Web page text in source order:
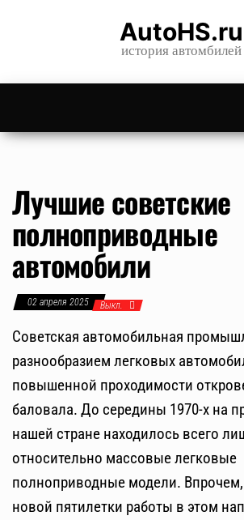
content
AutoHS.ru
история автомбилей
Лучшие советские
полноприводные
автомобили
02 апреля 2025 Выкл.
Советская автомобильная
разнообразием легковых
повышенной проходимости
баловала. До середины 1970-х на
нашей стране находилось всего
относительно массовые легковые
полноприводные модели.
новой пятилетки работы в этом